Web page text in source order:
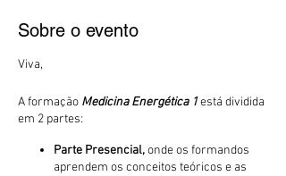
Sobre o evento
Viva,
A formação Medicina Energética 1está dividida
em 2 partes:
Parte Presencial,onde os formandos
aprendem os conceitos teóricos e as